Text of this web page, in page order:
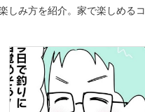
しみ方を紹介。家で楽しめるコ